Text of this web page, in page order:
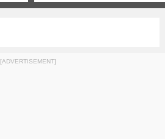
[ADVERTISEMENT]